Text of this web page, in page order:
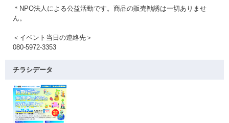
＊NPO法人による公益活動です。商品の販売勧誘は一切ありませ
ん。
＜イベント当日の連絡先＞
080-5972-3353
チラシデータ